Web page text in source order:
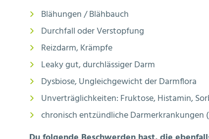
Blähungen / Blähbauch
Durchfall oder Verstopfung
Reizdarm, Krämpfe
Leaky gut, durchlässiger Darm
Dysbiose, Ungleichgewicht der Darmflora
Unverträglichkeiten: Fruktose, Histamin,
chronisch entzündliche Darmerkrankungen